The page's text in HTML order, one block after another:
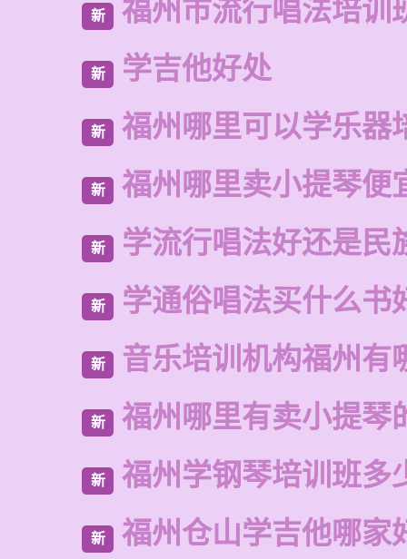
新 福州市流行唱法培训
新 学吉他好处
新 福州哪里可以学乐器
新 福州哪里卖小提琴便
新 学流行唱法好还是民
新 学通俗唱法买什么书
新 音乐培训机构福州有
新 福州哪里有卖小提琴
新 福州学钢琴培训班多
新 福州仓山学吉他哪家